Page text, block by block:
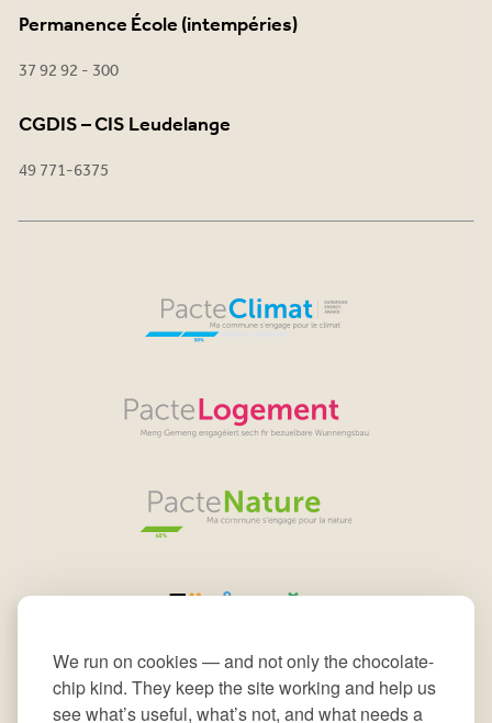
We run on cookies — and not only the chocolate-
chip kind. They keep the site working and help us
see what’s useful, what’s not, and what needs a
Permanence École (intempéries)
37 92 92 - 300
CGDIS – CIS Leudelange
49 771-6375